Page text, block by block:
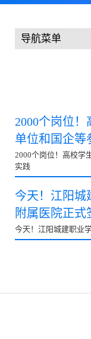
导航菜单
2000个岗位
单位和国企等
2000个岗位！高校学
实践
今天！江阳城
附属医院正式
今天！江阳城建职业